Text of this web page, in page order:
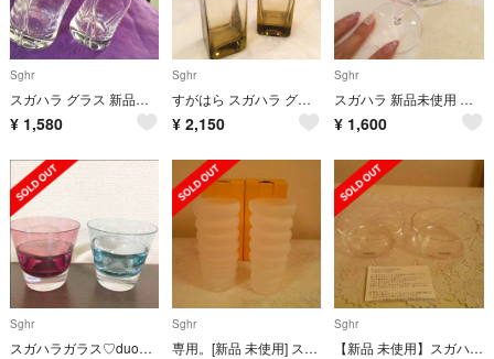
Sghr
スガハラ グラス 新品未使用 ガラス
¥ 1,580
Sghr
すがはら スガハラ グラス 花器 新品未使用 箱あり
¥ 2,150
Sghr
スガハラ 新品未使用 グラス
¥ 1,600
Sghr
スガハラガラス♡duoペアグラス
Sghr
専用。[新品 未使用] スガハラ ガラスコップ 二個セット
Sghr
【新品 未使用】スガハラ 鉢 二つセット